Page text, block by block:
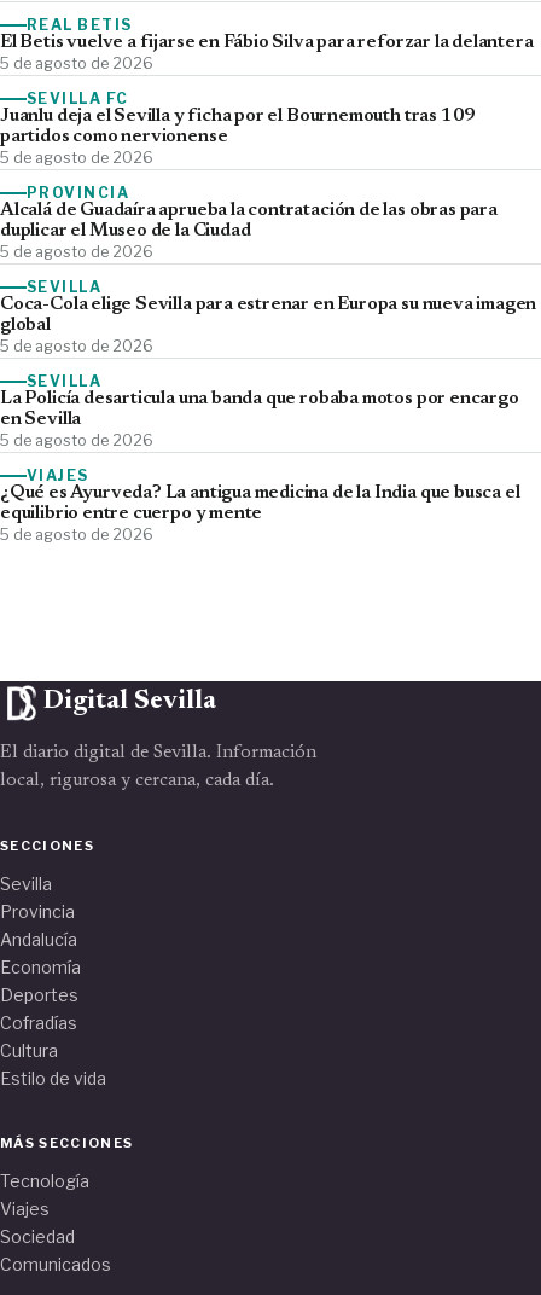
REAL BETIS
El Betis vuelve a fijarse en Fábio Silva para reforzar la delantera
5 de agosto de 2026
SEVILLA FC
Juanlu deja el Sevilla y ficha por el Bournemouth tras 109
partidos como nervionense
5 de agosto de 2026
PROVINCIA
Alcalá de Guadaíra aprueba la contratación de las obras para
duplicar el Museo de la Ciudad
5 de agosto de 2026
SEVILLA
Coca-Cola elige Sevilla para estrenar en Europa su nueva imagen
global
5 de agosto de 2026
SEVILLA
La Policía desarticula una banda que robaba motos por encargo
en Sevilla
5 de agosto de 2026
VIAJES
¿Qué es Ayurveda? La antigua medicina de la India que busca el
equilibrio entre cuerpo y mente
5 de agosto de 2026
Digital Sevilla
El diario digital de Sevilla. Información
local, rigurosa y cercana, cada día.
SECCIONES
Sevilla
Provincia
Andalucía
Economía
Deportes
Cofradías
Cultura
Estilo de vida
MÁS SECCIONES
Tecnología
Viajes
Sociedad
Comunicados